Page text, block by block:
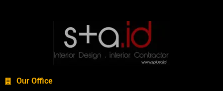
Our Office